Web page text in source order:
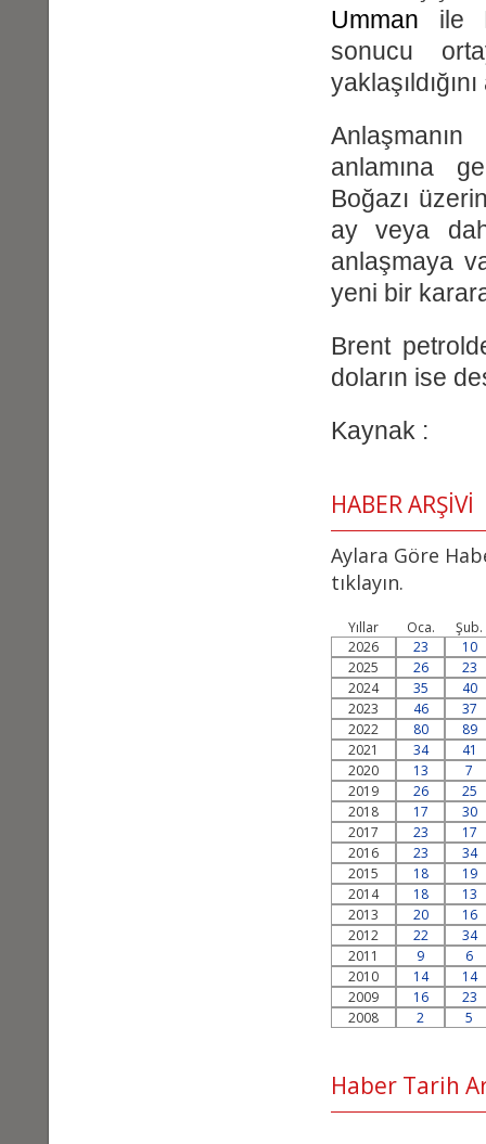
Umman ile
sonucu
anlamına
Boğazı
ay veya
anlaşmaya
yeni bir
Brent
doların ise
Kaynak :
HABER ARŞİVİ
Aylara Göre
tıklayın.
Yıllar Oca.
Şub.
2026
23
10
2025
26
23
2024
35
40
2023
46
37
2022
80
89
2021
34
41
2020
13
7
2019
26
25
2018
17
30
2017
23
17
2016
23
34
2015
18
19
2014
18
13
2013
20
16
2012
22
34
2011
9
6
2010
14
14
2009
16
23
2008
2 5
Haber Tarih